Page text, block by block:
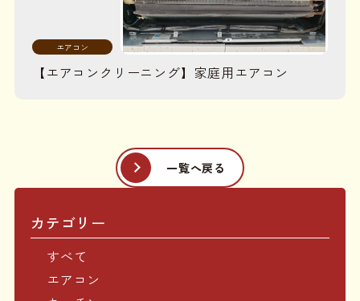
エアコン
【エアコンクリーニング】家庭用エアコン
一覧へ戻る
カテゴリー
すべて
エアコン